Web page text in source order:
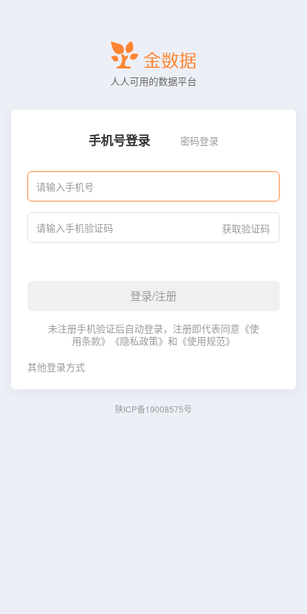
人人可用的数据平台
手机号登录 密码登录
获取验证码
登录/注册
未注册手机验证后自动登录，注册即代表同意 《使
用条款》
《隐私政策》 和 《使用规范》
其他登录方式
陕ICP备19008575号